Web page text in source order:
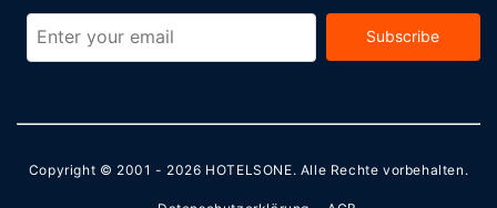
Subscribe
Copyright © 2001 - 2026 HOTELSONE. Alle Rechte vorbehalten.